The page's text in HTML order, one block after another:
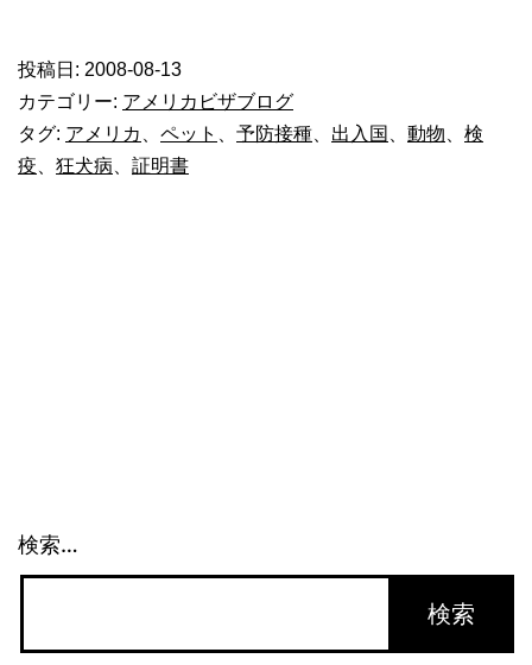
と
ア
投稿日: 2008-08-13
カテゴリー: アメリカビザブログ
タグ: アメリカ ペット 予防接種 出入国 動物
検
疫
狂犬病 証明書
検索…